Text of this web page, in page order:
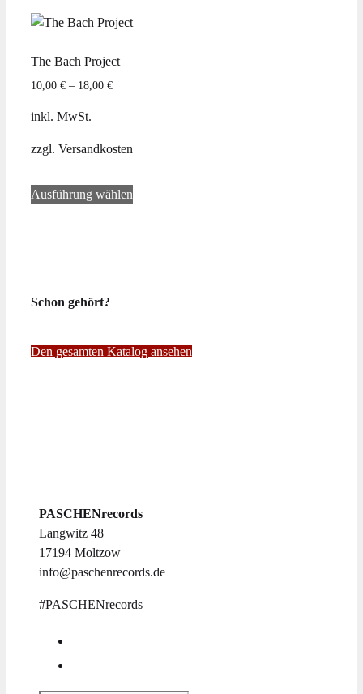
The Bach Project
10,00 € – 18,00 €
inkl. MwSt.
zzgl. Versandkosten
Ausführung wählenProdukt
auf
Schon gehört?
Den gesamten Katalog ansehen
PASCHENrecords
Langwitz 48
17194 Moltzow
info@paschenrecords.de
#PASCHENrecords